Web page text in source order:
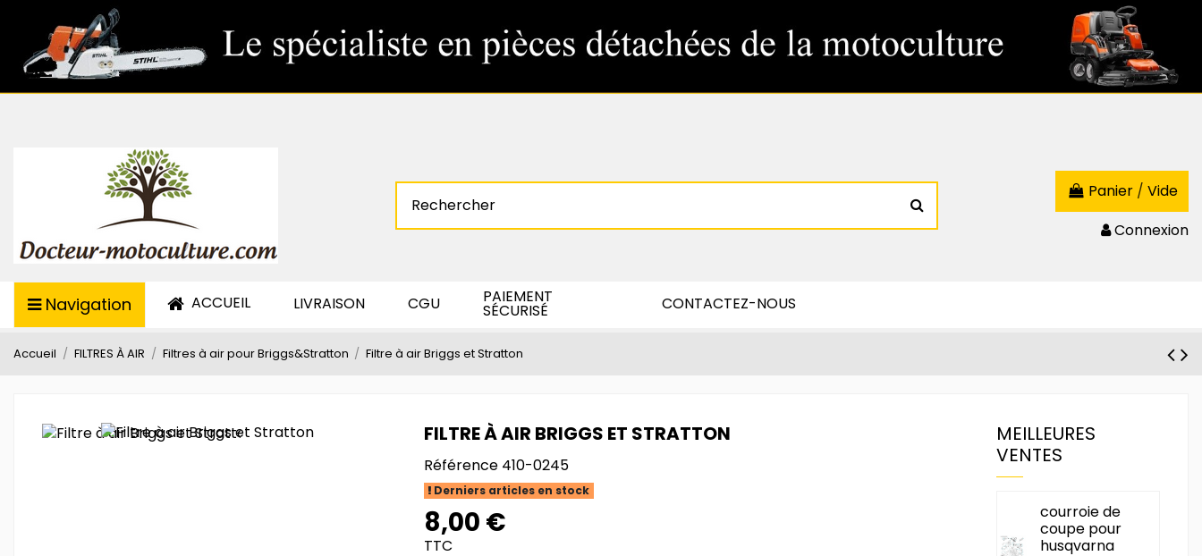
Panier / Vide
Connexion
Navigation ACCUEIL LIVRAISON CGU PAIEMENT
SÉCURISÉ CONTACTEZ-NOUS
Accueil FILTRES À AIR Filtres à air pour Briggs&Stratton Filtre à air Briggs et Stratton
FILTRE À AIR BRIGGS ET STRATTON
Référence 410-0245
Derniers articles en stock
8,00 €
TTC
MEILLEURES
VENTES
courroie de
coupe pour
husqvarna